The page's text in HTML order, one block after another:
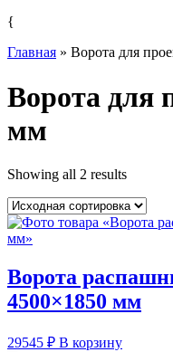
{
Главная » Ворота для
Ворота для
мм
Showing all 2 results
Ворота
4500×1850 мм
29545 ₽ В корзину